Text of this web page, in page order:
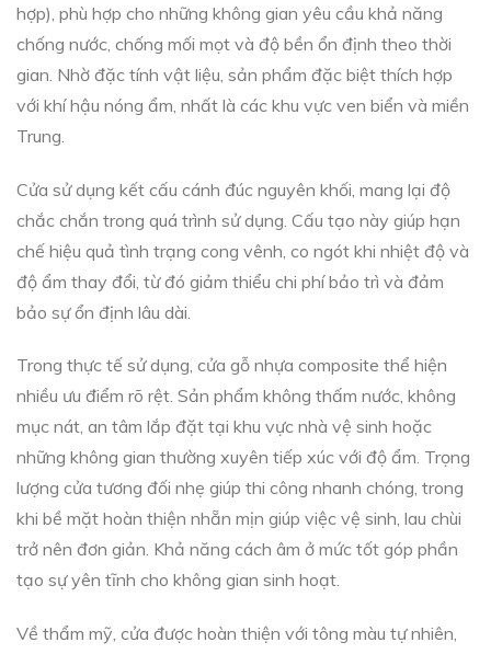
hợp), phù hợp cho những không gian yêu cầu khả năng
chống nước, chống mối mọt và độ bền ổn định theo thời
gian. Nhờ đặc tính vật liệu, sản phẩm đặc biệt thích hợp
với khí hậu nóng ẩm, nhất là các khu vực ven biển và miền
Trung.
Cửa sử dụng kết cấu cánh đúc nguyên khối, mang lại độ
chắc chắn trong quá trình sử dụng. Cấu tạo này giúp hạn
chế hiệu quả tình trạng cong vênh, co ngót khi nhiệt độ và
độ ẩm thay đổi, từ đó giảm thiểu chi phí bảo trì và đảm
bảo sự ổn định lâu dài.
Trong thực tế sử dụng, cửa gỗ nhựa composite thể hiện
nhiều ưu điểm rõ rệt. Sản phẩm không thấm nước, không
mục nát, an tâm lắp đặt tại khu vực nhà vệ sinh hoặc
những không gian thường xuyên tiếp xúc với độ ẩm. Trọng
lượng cửa tương đối nhẹ giúp thi công nhanh chóng, trong
khi bề mặt hoàn thiện nhẵn mịn giúp việc vệ sinh, lau chùi
trở nên đơn giản. Khả năng cách âm ở mức tốt góp phần
tạo sự yên tĩnh cho không gian sinh hoạt.
Về thẩm mỹ, cửa được hoàn thiện với tông màu tự nhiên,